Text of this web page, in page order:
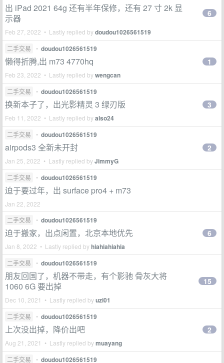
出 iPad 2021 64g 还有半年保修，还有 27 寸 2k 显
示器
Feb 27, 2022 • Lastly replied bydoudou1026561519
6
二手交易 • doudou1026561519
懒得折腾,出 m73 4770hq
Feb 23, 2022 • Lastly replied bywengcan
1
二手交易 • doudou1026561519
换新本子了，出光影精灵 3 绿刃版
Feb 11, 2022 • Lastly replied byalso24
3
二手交易 • doudou1026561519
airpods3 全新未开封
Jan 25, 2022 • Lastly replied byJimmyG
2
二手交易 • doudou1026561519
迫于要过年，出 surface pro4 + m73
Jan 22, 2022
二手交易
• doudou1026561519
迫于搬家，出点闲置，北京本地优先
Jan 8, 2022 • Lastly replied byhiahiahiahia
6
二手交易 • doudou1026561519
朋友回国了，机器不带走，有个影驰 骨灰大将
1060 6G 要出掉
Dec 10, 2021 • Lastly replied byuzi01
15
二手交易 • doudou1026561519
上次没出掉，降价出吧
Aug 21, 2021 • Lastly replied bymuayang
2
二手交易 • doudou1026561519